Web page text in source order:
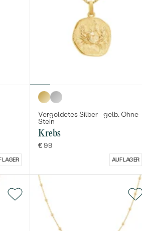
LAGER
Vergoldetes Silber - gelb, Ohne
Stein
Krebs
€ 99
AUF LAGER